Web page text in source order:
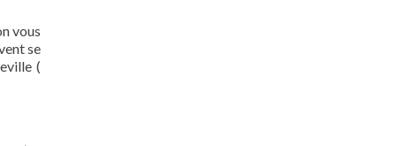
vous
se
(